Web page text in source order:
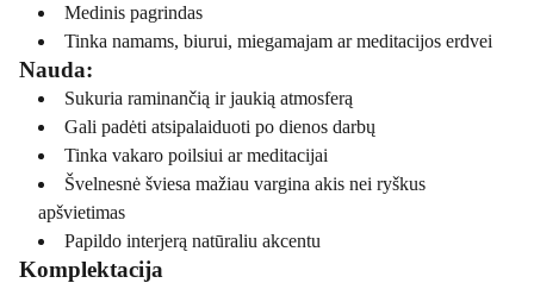
Medinis pagrindas
Tinka namams, biurui, miegamajam ar meditacijos erdvei
Nauda:
Sukuria raminančią ir jaukią atmosferą
Gali padėti atsipalaiduoti po dienos darbų
Tinka vakaro poilsiui ar meditacijai
Švelnesnė šviesa mažiau vargina akis nei ryškus
apšvietimas
Papildo interjerą natūraliu akcentu
Komplektacija